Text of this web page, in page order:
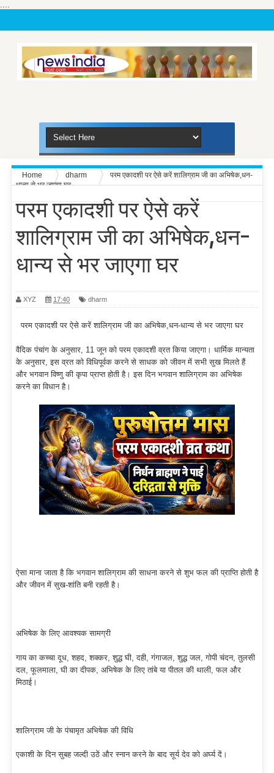
....
Home dharm
परम एकादशी पर ऐसे करें शालिग्राम जी का अभिषेक,धन-
धान्य से भर जाएगा घर
परम एकादशी पर ऐसे करें
शालिग्राम जी का अभिषेक,धन-
धान्य से भर जाएगा घर
XYZ 17:40 dharm
परम एकादशी पर ऐसे करें शालिग्राम जी का अभिषेक,धन-धान्य से भर जाएगा घर
वैदिक पंचांग के अनुसार, 11 जून को परम एकादशी व्रत किया जाएगा। धार्मिक मान्यता
के अनुसार, इस व्रत को विधिपूर्वक करने से साधक को जीवन में सभी सुख मिलते हैं
और भगवान विष्णु की कृपा प्राप्त होती है। इस दिन भगवान शालिग्राम का अभिषेक
करने का विधान है।
ऐसा माना जाता है कि भगवान शालिग्राम की साधना करने से शुभ फल की प्राप्ति होती है
और जीवन में सुख-शांति बनी रहती है।
अभिषेक के लिए आवश्यक सामग्री
गाय का कच्चा दूध, शहद, शक्कर, शुद्ध घी, दही, गंगाजल, शुद्ध जल, गोपी चंदन, तुलसी
दल, फूलमाला, घी का दीपक, अभिषेक के लिए तांबे या पीतल की थाली, फल और
मिठाई।
शालिग्राम जी के पंचामृत अभिषेक की विधि
एकाशी के दिन सुबह जल्दी उठें और स्नान करने के बाद सूर्य देव को अर्घ्य दें।